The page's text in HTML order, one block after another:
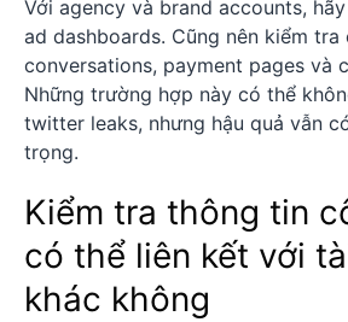
Với agency và brand accounts,
ad dashboards. Cũng nên kiểm tra
conversations, payment pages và
Những trường hợp này có thể
twitter leaks, nhưng hậu quả vẫn
trọng.
Kiểm tra thông tin
có thể liên kết với
khác không